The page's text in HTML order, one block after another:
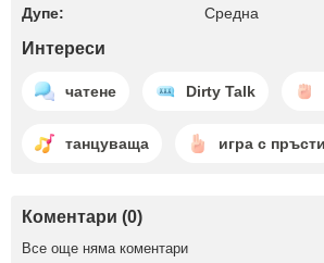
Дупе: Среднa
Интереси
чатене Dirty Talk
танцуваща игра с пръсти
Коментари (0)
Все още няма коментари